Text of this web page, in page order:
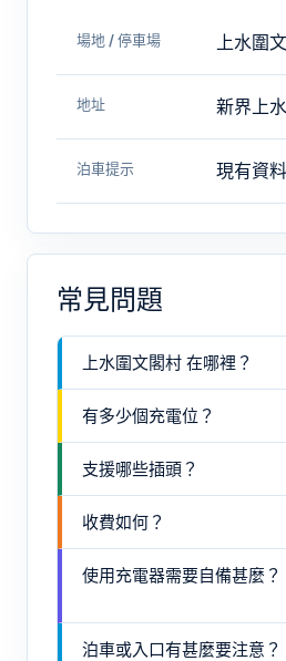
場地 / 停車場 上水圍
地址 新界上
泊車提示 現有資
常見問題
上水圍文閣村 在哪裡？
有多少個充電位？
支援哪些插頭？
收費如何？
使用充電器需要自備甚麼？
泊車或入口有甚麼要注意？